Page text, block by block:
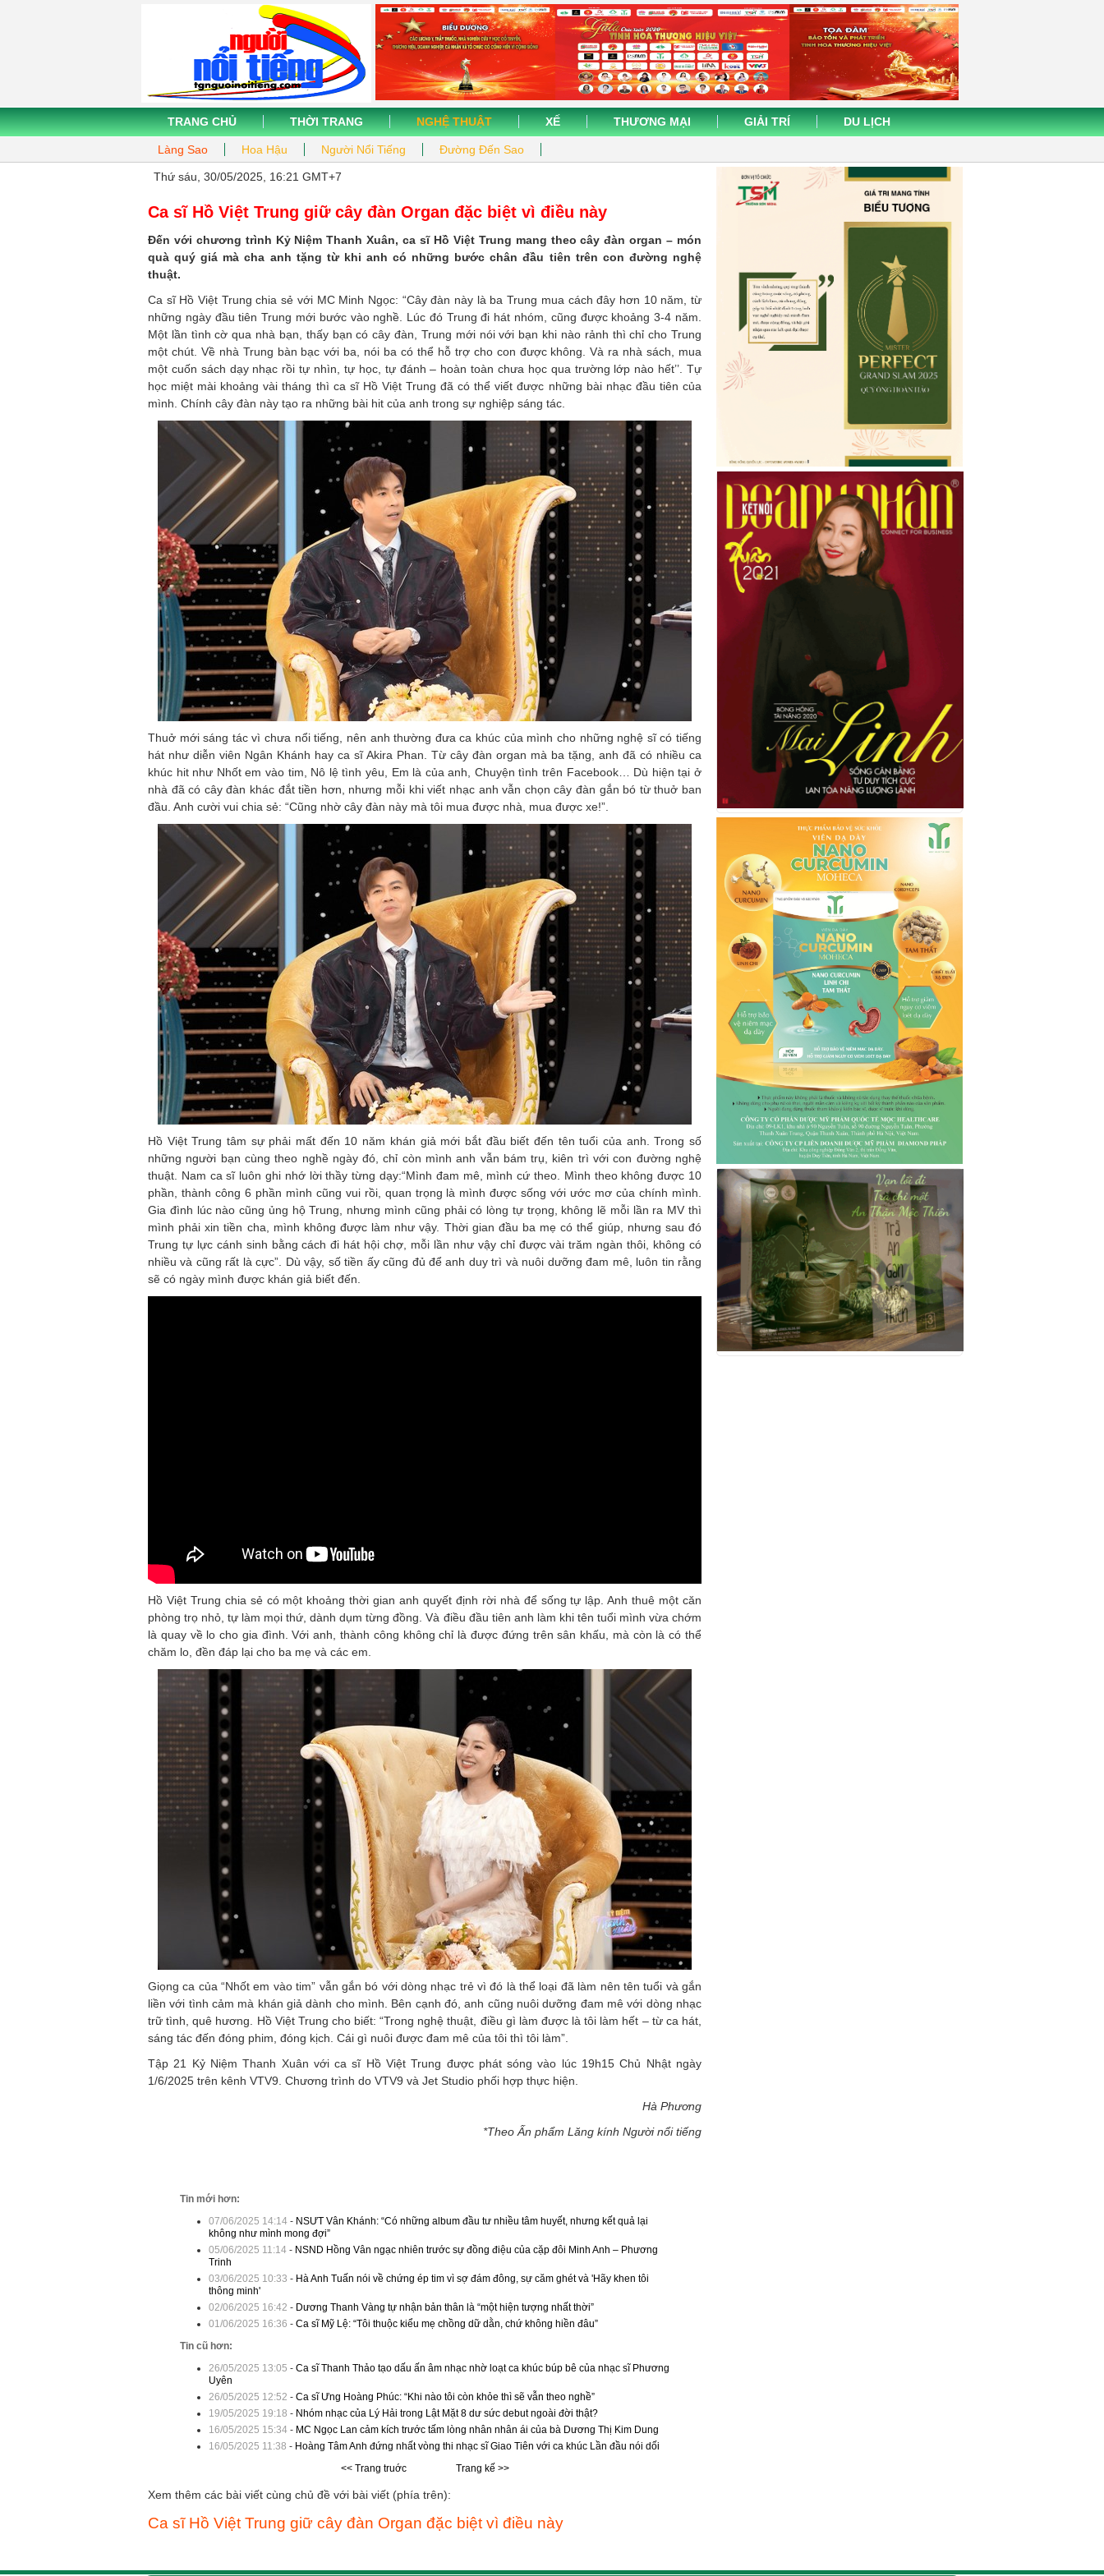
TRANG CHỦ THỜI TRANG NGHỆ THUẬT
Làng Sao Hoa Hậu Người Nổi Tiếng Đường Đến Sao
XẾ THƯƠNG MẠI GIẢI TRÍ DU LỊCH
Thứ sáu, 30/05/2025, 16:21 GMT+7
Ca sĩ Hồ Việt Trung giữ cây đàn Organ đặc biệt vì điều này
Đến với chương trình Kỷ Niệm Thanh Xuân, ca sĩ Hồ Việt Trung mang theo cây đàn organ – món
quà quý giá mà cha anh tặng từ khi anh có những bước chân đầu tiên trên con đường nghệ
thuật.
Ca sĩ Hồ Việt Trung chia sẻ với MC Minh Ngọc: “Cây đàn này là ba Trung mua cách đây hơn 10 năm, từ
những ngày đầu tiên Trung mới bước vào nghề. Lúc đó Trung đi hát nhóm, cũng được khoảng 3-4 năm.
Một lần tình cờ qua nhà bạn, thấy bạn có cây đàn, Trung mới nói với bạn khi nào rảnh thì chỉ cho Trung
một chút. Về nhà Trung bàn bạc với ba, nói ba có thể hỗ trợ cho con được không. Và ra nhà sách, mua
một cuốn sách dạy nhạc rồi tự nhìn, tự học, tự đánh – hoàn toàn chưa học qua trường lớp nào hết’’. Tự
học miệt mài khoảng vài tháng thì ca sĩ Hồ Việt Trung đã có thể viết được những bài nhạc đầu tiên của
mình. Chính cây đàn này tạo ra những bài hit của anh trong sự nghiệp sáng tác.
Thuở mới sáng tác vì chưa nổi tiếng, nên anh thường đưa ca khúc của mình cho những nghệ sĩ có tiếng
hát như diễn viên Ngân Khánh hay ca sĩ Akira Phan. Từ cây đàn organ mà ba tặng, anh đã có nhiều ca
khúc hit như Nhốt em vào tim, Nô lệ tình yêu, Em là của anh, Chuyện tình trên Facebook… Dù hiện tại ở
nhà đã có cây đàn khác đắt tiền hơn, nhưng mỗi khi viết nhạc anh vẫn chọn cây đàn gắn bó từ thuở ban
đầu. Anh cười vui chia sẻ: “Cũng nhờ cây đàn này mà tôi mua được nhà, mua được xe!”.
Hồ Việt Trung tâm sự phải mất đến 10 năm khán giả mới bắt đầu biết đến tên tuổi của anh. Trong số
những người bạn cùng theo nghề ngày đó, chỉ còn mình anh vẫn bám trụ, kiên trì với con đường nghệ
thuật. Nam ca sĩ luôn ghi nhớ lời thầy từng dạy:“Mình đam mê, mình cứ theo. Mình theo không được 10
phần, thành công 6 phần mình cũng vui rồi, quan trọng là mình được sống với ước mơ của chính mình.
Gia đình lúc nào cũng ủng hộ Trung, nhưng mình cũng phải có lòng tự trọng, không lẽ mỗi lần ra MV thì
mình phải xin tiền cha, mình không được làm như vậy. Thời gian đầu ba mẹ có thể giúp, nhưng sau đó
Trung tự lực cánh sinh bằng cách đi hát hội chợ, mỗi lần như vậy chỉ được vài trăm ngàn thôi, không có
nhiều và cũng rất là cực”. Dù vậy, số tiền ấy cũng đủ để anh duy trì và nuôi dưỡng đam mê, luôn tin rằng
sẽ có ngày mình được khán giả biết đến.
Hồ Việt Trung chia sẻ có một khoảng thời gian anh quyết định rời nhà để sống tự lập. Anh thuê một căn
phòng trọ nhỏ, tự làm mọi thứ, dành dụm từng đồng. Và điều đầu tiên anh làm khi tên tuổi mình vừa chớm
là quay về lo cho gia đình. Với anh, thành công không chỉ là được đứng trên sân khấu, mà còn là có thể
chăm lo, đền đáp lại cho ba mẹ và các em.
Giọng ca của “Nhốt em vào tim” vẫn gắn bó với dòng nhạc trẻ vì đó là thể loại đã làm nên tên tuổi và gắn
liền với tình cảm mà khán giả dành cho mình. Bên cạnh đó, anh cũng nuôi dưỡng đam mê với dòng nhạc
trữ tình, quê hương. Hồ Việt Trung cho biết: “Trong nghệ thuật, điều gì làm được là tôi làm hết – từ ca hát,
sáng tác đến đóng phim, đóng kịch. Cái gì nuôi được đam mê của tôi thì tôi làm”.
Tập 21 Kỷ Niệm Thanh Xuân với ca sĩ Hồ Việt Trung được phát sóng vào lúc 19h15 Chủ Nhật ngày
1/6/2025 trên kênh VTV9. Chương trình do VTV9 và Jet Studio phối hợp thực hiện.
Hà Phương
*Theo Ấn phẩm Lăng kính Người nổi tiếng
Tin mới hơn:
07/06/2025 14:14- NSƯT Vân Khánh: “Có những album đầu tư nhiều tâm huyết, nhưng kết quả lại
không như mình mong đợi”
05/06/2025 11:14- NSND Hồng Vân ngạc nhiên trước sự đồng điệu của cặp đôi Minh Anh – Phương
Trinh
03/06/2025 10:33 - Hà Anh Tuấn nói về chứng ép tim vì sợ đám đông, sự căm ghét và 'Hãy khen tôi
thông minh'
02/06/2025 16:42 - Dương Thanh Vàng tự nhận bản thân là “một hiện tượng nhất thời”
01/06/2025 16:36 - Ca sĩ Mỹ Lệ: “Tôi thuộc kiểu mẹ chồng dữ dằn, chứ không hiền đâu”
Tin cũ hơn:
26/05/2025 13:05 - Ca sĩ Thanh Thảo tạo dấu ấn âm nhạc nhờ loạt ca khúc búp bê của nhạc sĩ Phương
Uyên
26/05/2025 12:52 - Ca sĩ Ưng Hoàng Phúc: “Khi nào tôi còn khỏe thì sẽ vẫn theo nghề”
19/05/2025 19:18 - Nhóm nhạc của Lý Hải trong Lật Mặt 8 dư sức debut ngoài đời thật?
16/05/2025 15:34- MC Ngọc Lan cảm kích trước tấm lòng nhân nhân ái của bà Dương Thị Kim Dung
16/05/2025 11:38 - Hoàng Tâm Anh đứng nhất vòng thi nhạc sĩ Giao Tiên với ca khúc Lần đầu nói dối
<< Trang truớc
Trang kế >>
Xem thêm các bài viết cùng chủ đề với bài viết (phía trên):
Ca sĩ Hồ Việt Trung giữ cây đàn Organ đặc biệt vì điều này